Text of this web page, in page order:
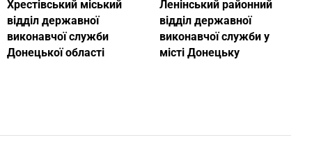
Хрестівський міський
відділ державної
виконавчої служби
Донецької області
Ленінський районний
відділ державної
виконавчої служби у
місті Донецьку